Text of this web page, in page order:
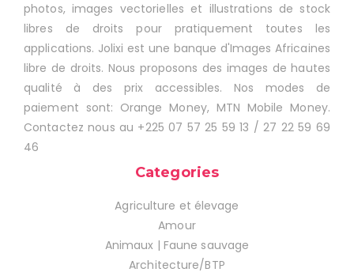
photos, images vectorielles et illustrations de stock
libres de droits pour pratiquement toutes les
applications. Jolixi est une banque d'Images Africaines
libre de droits. Nous proposons des images de hautes
qualité à des prix accessibles. Nos modes de
paiement sont: Orange Money, MTN Mobile Money.
Contactez nous au +225 07 57 25 59 13 / 27 22 59 69
46
Categories
Agriculture et élevage
Amour
Animaux | Faune sauvage
Architecture/BTP